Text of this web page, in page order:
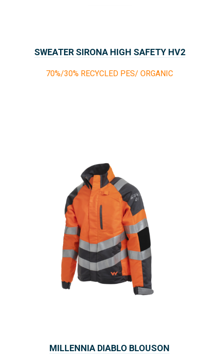
SWEATER SIRONA HIGH SAFETY HV2
70%/30% RECYCLED PES/ ORGANIC
MILLENNIA DIABLO BLOUSON